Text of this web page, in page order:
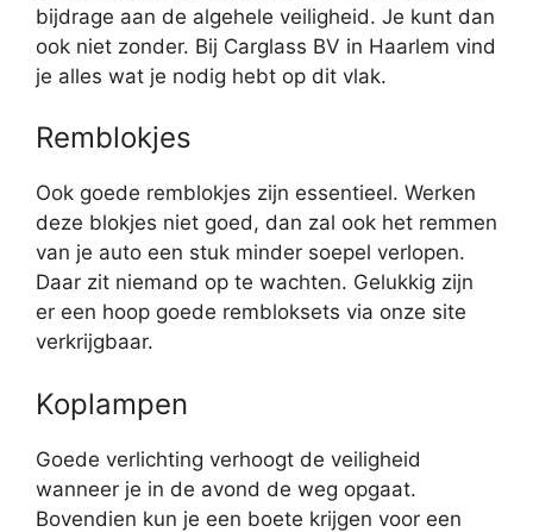
bijdrage aan de algehele veiligheid. Je kunt dan
ook niet zonder. Bij Carglass BV in Haarlem vind
je alles wat je nodig hebt op dit vlak.
Remblokjes
Ook goede remblokjes zijn essentieel. Werken
deze blokjes niet goed, dan zal ook het remmen
van je auto een stuk minder soepel verlopen.
Daar zit niemand op te wachten. Gelukkig zijn
er een hoop goede rembloksets via onze site
verkrijgbaar.
Koplampen
Goede verlichting verhoogt de veiligheid
wanneer je in de avond de weg opgaat.
Bovendien kun je een boete krijgen voor een